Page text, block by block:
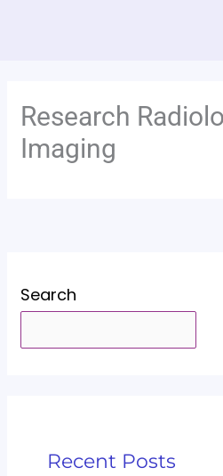
Research
Imaging
Search
Recent Posts